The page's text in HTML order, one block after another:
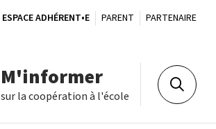
ESPACE ADHÉRENT•E PARENT PARTENAIRE
M'informer
sur la coopération à l'école